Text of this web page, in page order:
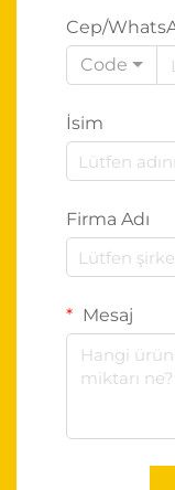
Cep/
Code
İsim
Firma Adı
Mesaj